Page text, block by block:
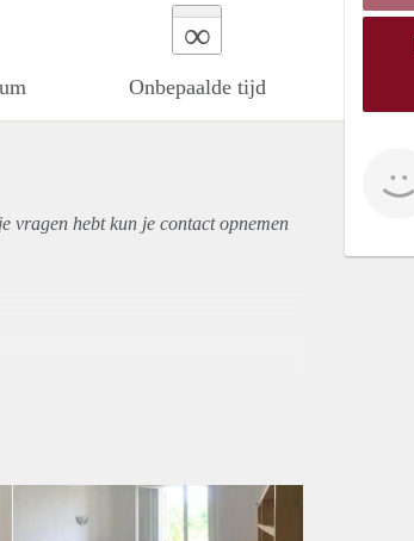
∞
Onbepaalde tijd
vragen hebt kun je contact opnemen